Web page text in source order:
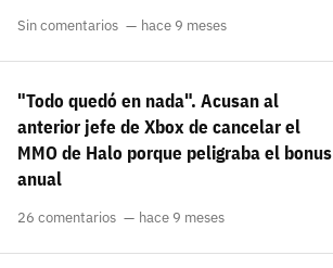
Sin comentarios hace 9 meses
"Todo quedó en nada". Acusan al
anterior jefe de Xbox de cancelar el
MMO de Halo porque peligraba el bonus
anual
26 comentarios hace 9 meses